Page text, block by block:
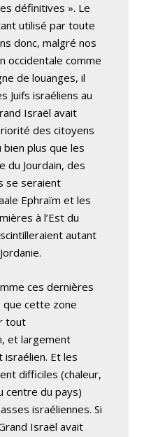
définitives ». Le
utilisé par toute
donc, malgré nos
occidentale comme
de louanges, il
Juifs israéliens au
Israël avait
des citoyens
bien plus que les
du Jourdain, des
se seraient
Ephraïm et les
à l’Est du
autant
ces dernières
que cette zone
tout
et largement
Et les
difficiles (chaleur,
centre du pays)
israéliennes. Si
Israël avait